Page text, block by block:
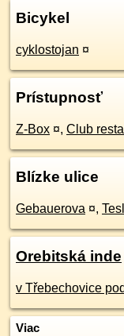
Bicykel
cyklostojan ¤
Prístupnosť
Z-Box ¤, Club
Blízke ulice
Gebauerova ¤,
Orebitská inde
v Třebechovice
Viac